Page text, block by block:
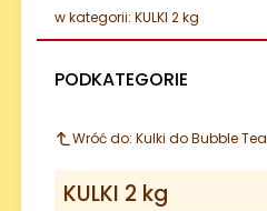
w kategorii: KULKI 2 kg
PODKATEGORIE
Wróć do: Kulki do Bubble Tea
KULKI 2 kg